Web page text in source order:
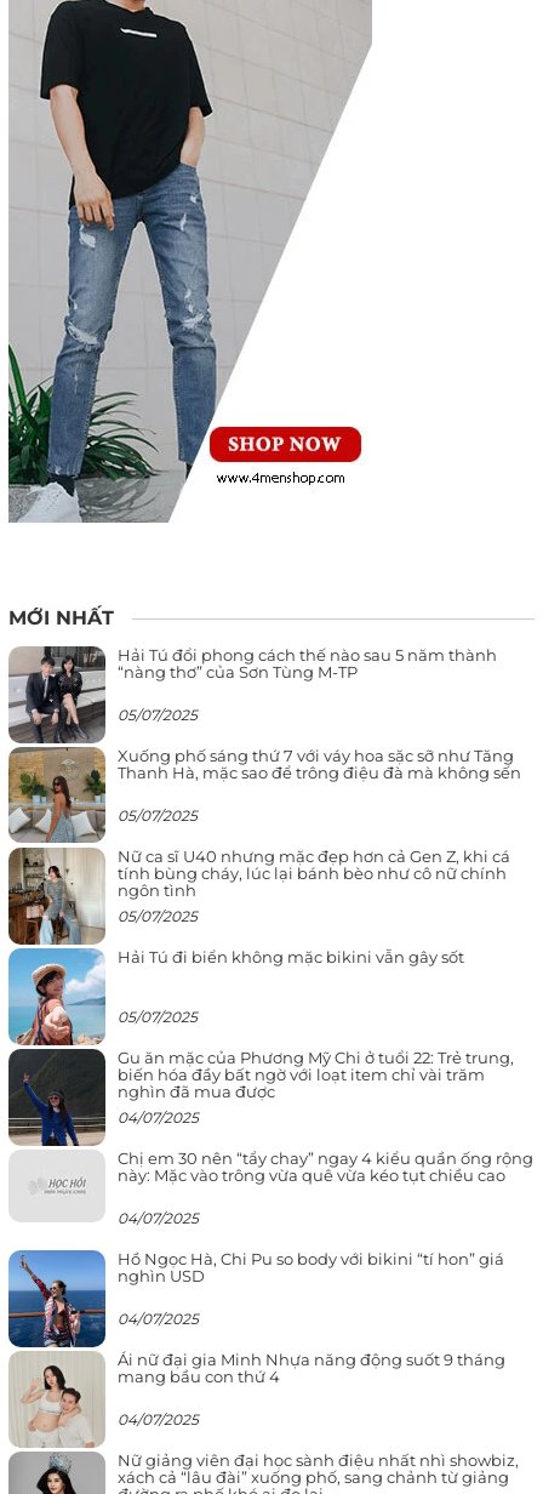
MỚI NHẤT
Hải Tú đổi phong cách thế nào sau 5 năm thành
“nàng thơ” của Sơn Tùng M-TP
05/07/2025
Xuống phố sáng thứ 7 với váy hoa sặc sỡ như Tăng
Thanh Hà, mặc sao để trông điệu đà mà không sến
05/07/2025
Nữ ca sĩ U40 nhưng mặc đẹp hơn cả Gen Z, khi cá
tính bùng cháy, lúc lại bánh bèo như cô nữ chính
ngôn tình
05/07/2025
Hải Tú đi biển không mặc bikini vẫn gây sốt
05/07/2025
Gu ăn mặc của Phương Mỹ Chi ở tuổi 22: Trẻ trung,
biến hóa đầy bất ngờ với loạt item chỉ vài trăm
nghìn đã mua được
04/07/2025
Chị em 30 nên “tẩy chay” ngay 4 kiểu quần ống rộng
này: Mặc vào trông vừa quê vừa kéo tụt chiều cao
04/07/2025
Hồ Ngọc Hà, Chi Pu so body với bikini “tí hon” giá
nghìn USD
04/07/2025
Ái nữ đại gia Minh Nhựa năng động suốt 9 tháng
mang bầu con thứ 4
04/07/2025
Nữ giảng viên đại học sành điệu nhất nhì showbiz,
xách cả “lâu đài” xuống phố, sang chảnh từ giảng